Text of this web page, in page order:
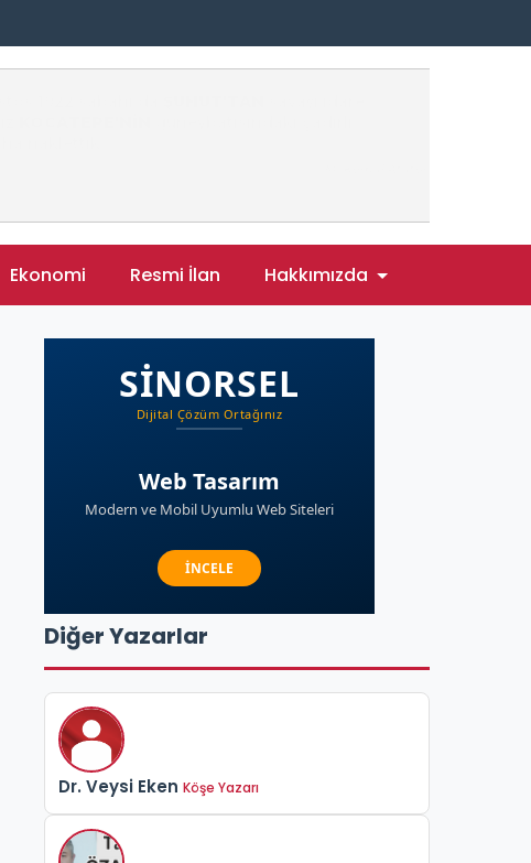
Ekonomi Resmi İlan Hakkımızda
Diğer Yazarlar
Dr. Veysi Eken Köşe Yazarı